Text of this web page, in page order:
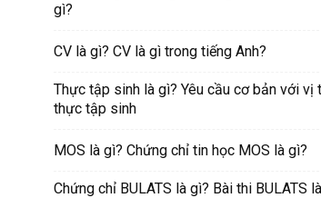
gì?
CV là gì? CV là gì trong tiếng Anh?
Thực tập sinh là gì? Yêu cầu cơ bản với vị
thực tập sinh
MOS là gì? Chứng chỉ tin học MOS là gì?
Chứng chỉ BULATS là gì? Bài thi BULATS là